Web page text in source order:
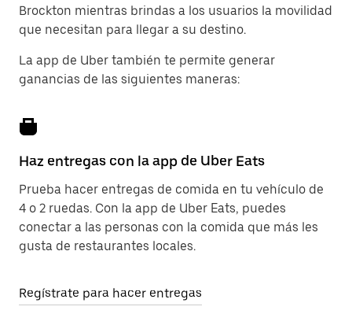
Brockton mientras brindas a los usuarios la movilidad
que necesitan para llegar a su destino.
La app de Uber también te permite generar
ganancias de las siguientes maneras:
Haz entregas con la app de Uber Eats
Prueba hacer entregas de comida en tu vehículo de
4 o 2 ruedas. Con la app de Uber Eats, puedes
conectar a las personas con la comida que más les
gusta de restaurantes locales.
Regístrate para hacer entregas